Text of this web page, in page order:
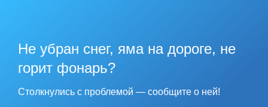
Не убран снег, яма на дороге, не
горит фонарь?
Столкнулись с проблемой — сообщите о ней!